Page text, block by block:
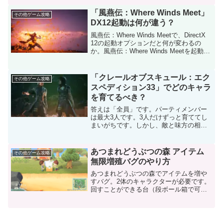
思います。逆にボスは風属...
その他ゲーム攻略
「風燕伝：Where Winds Meet」
DX12起動は何が違う？
風燕伝：Where Winds Meetで、DirectX
12の起動オプションだと何が変わるの
か。風燕伝：Where Winds Meetを起動す
その他ゲーム攻略
「クレールオブスキュール：エク
スペディション33」でどのキャラ
を育てるべき？
答えは「全員」です。パーティメンバー
は最大3人です。3人だけずっと育ててし
まいがちです。しかし、敵と味方の相性
う場面があります。まんべんなく全キャ
ラクターを育てることを...
その他ゲーム攻略
あつまれどうぶつの森 アイテム
無限増殖バグのやり方
あつまれどうぶつの森でアイテムを増や
すバグ。2体のキャラクターが必要です。
回すことができる台（段ボール箱で可）